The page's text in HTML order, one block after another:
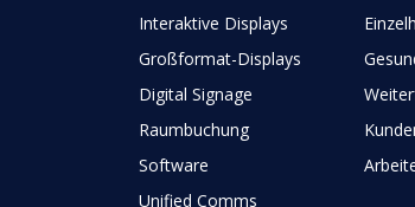
Interaktive Displays
Großformat-Displays
Digital Signage
Raumbuchung
Software
Unified Comms